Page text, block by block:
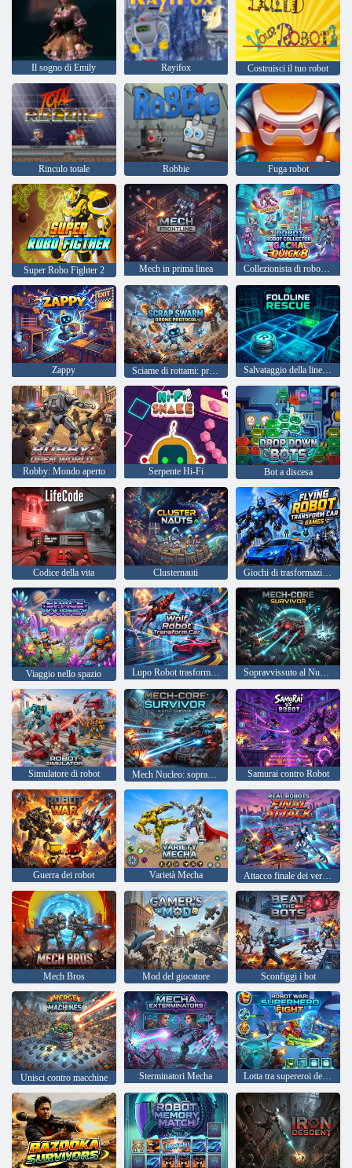
Il sogno di Emily Rayifox Costruisci il tuo robot
Rinculo totale Robbie Fuga robot
Super Robo Fighter 2 Mech in prima linea Collezionista di robot Gacha Quick 8
Zappy Sciame di rottami: protocollo drone Salvataggio della linea di piegatura
Robby: Mondo aperto Serpente Hi-Fi Bot a discesa
Codice della vita Clusternauti
Viaggio nello spazio Lupo Robot trasforma l'auto Sopravvissuto al Nucleo Mech
Simulatore di robot Mech Nucleo: sopravvissuto Samurai contro Robot
Guerra dei robot Varietà Mecha Attacco finale dei veri robot
Mech Bros Mod del giocatore Sconfiggi i bot
Unisci contro macchine Sterminatori Mecha Lotta tra supereroi della guerra robotica